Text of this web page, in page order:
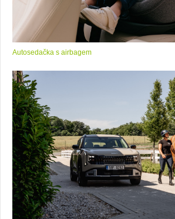
Autosedačka s airbagem